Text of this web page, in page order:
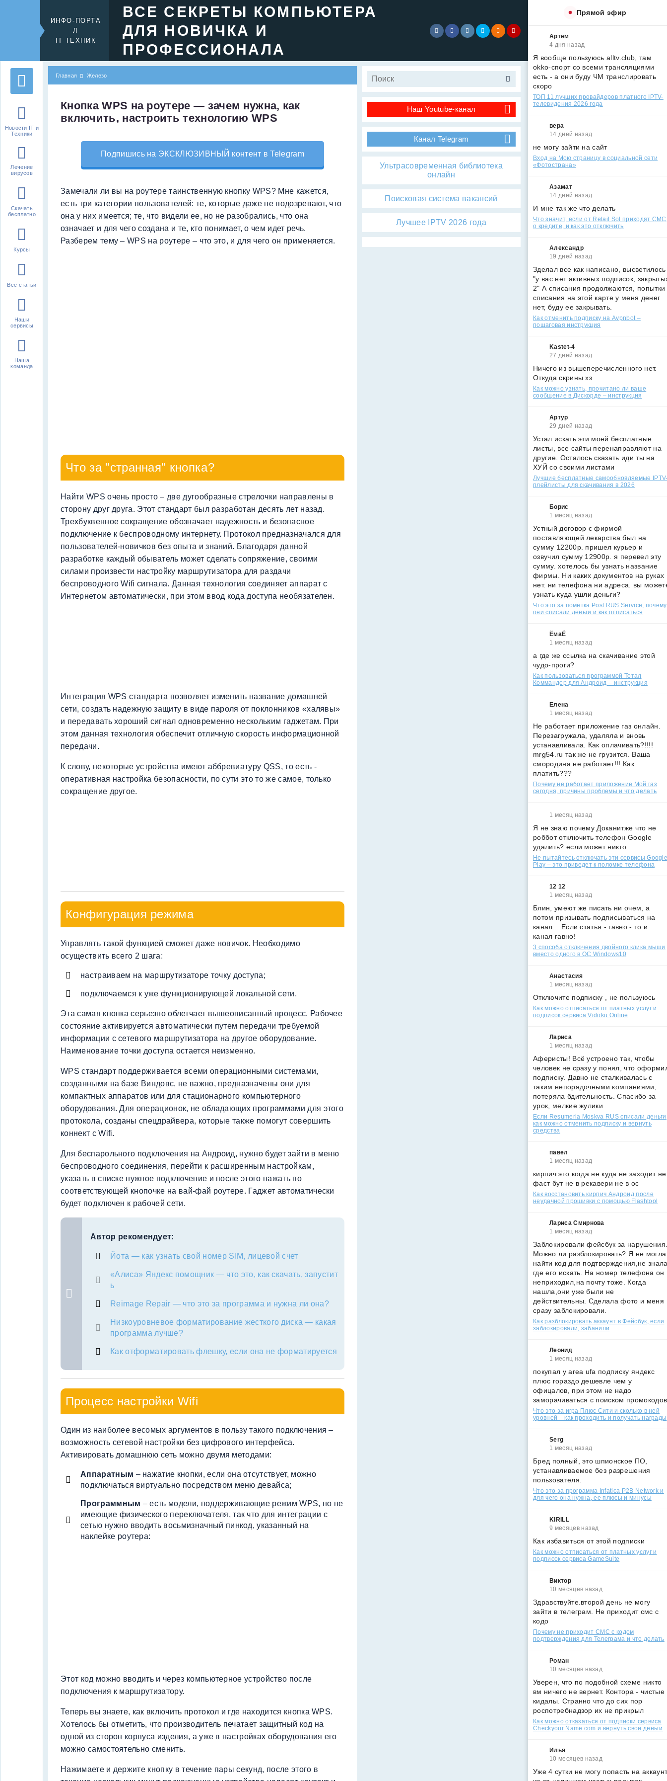
ИНФО-ПОРТА
Л
IT-ТЕХНИК
ВСЕ СЕКРЕТЫ КОМПЬЮТЕРА
ДЛЯ НОВИЧКА И
ПРОФЕССИОНАЛА
Новости IT и
Техники
Лечение
вирусов
Скачать
бесплатно
Курсы
Все статьи
Наши
сервисы
Наша
команда
Главная Железо
Кнопка WPS на роутере — зачем нужна, как
включить, настроить технологию WPS
Подпишись на ЭКСКЛЮЗИВНЫЙ контент в Telegram
Замечали ли вы на роутере таинственную кнопку WPS? Мне кажется,
есть три категории пользователей: те, которые даже не подозревают, что
она у них имеется; те, что видели ее, но не разобрались, что она
означает и для чего создана и те, кто понимает, о чем идет речь.
Разберем тему – WPS на роутере – что это, и для чего он применяется.
Что за "странная" кнопка?
Найти WPS очень просто – две дугообразные стрелочки направлены в
сторону друг друга. Этот стандарт был разработан десять лет назад.
Трехбуквенное сокращение обозначает надежность и безопасное
подключение к беспроводному интернету. Протокол предназначался для
пользователей-новичков без опыта и знаний. Благодаря данной
разработке каждый обыватель может сделать сопряжение, своими
силами произвести настройку маршрутизатора для раздачи
беспроводного Wifi сигнала. Данная технология соединяет аппарат с
Интернетом автоматически, при этом ввод кода доступа необязателен.
Интеграция WPS стандарта позволяет изменить название домашней
сети, создать надежную защиту в виде пароля от поклонников «халявы»
и передавать хороший сигнал одновременно нескольким гаджетам. При
этом данная технология обеспечит отличную скорость информационной
передачи.
К слову, некоторые устройства имеют аббревиатуру QSS, то есть -
оперативная настройка безопасности, по сути это то же самое, только
сокращение другое.
Конфигурация режима
Управлять такой функцией сможет даже новичок. Необходимо
осуществить всего 2 шага:
настраиваем на маршрутизаторе точку доступа;
подключаемся к уже функционирующей локальной сети.
Эта самая кнопка серьезно облегчает вышеописанный процесс. Рабочее
состояние активируется автоматически путем передачи требуемой
информации с сетевого маршрутизатора на другое оборудование.
Наименование точки доступа остается неизменно.
WPS стандарт поддерживается всеми операционными системами,
созданными на базе Виндовс, не важно, предназначены они для
компактных аппаратов или для стационарного компьютерного
оборудования. Для операционок, не обладающих программами для этого
протокола, созданы спецдрайвера, которые также помогут совершить
коннект с Wifi.
Для беспарольного подключения на Андроид, нужно будет зайти в меню
беспроводного соединения, перейти к расширенным настройкам,
указать в списке нужное подключение и после этого нажать по
соответствующей кнопочке на вай-фай роутере. Гаджет автоматически
будет подключен к рабочей сети.
Автор рекомендует:
Йота — как узнать свой номер SIM, лицевой счет
«Алиса» Яндекс помощник — что это, как скачать, запустит
ь
Reimage Repair — что это за программа и нужна ли она?
Низкоуровневое форматирование жесткого диска — какая
программа лучше?
Как отформатировать флешку, если она не форматируется
Процесс настройки Wifi
Один из наиболее весомых аргументов в пользу такого подключения –
возможность сетевой настройки без цифрового интерфейса.
Активировать домашнюю сеть можно двумя методами:
Аппаратным – нажатие кнопки, если она отсутствует, можно
подключаться виртуально посредством меню девайса;
Программным – есть модели, поддерживающие режим WPS, но не
имеющие физического переключателя, так что для интеграции с
сетью нужно вводить восьмизначный пинкод, указанный на
наклейке роутера:
Этот код можно вводить и через компьютерное устройство после
подключения к маршрутизатору.
Теперь вы знаете, как включить протокол и где находится кнопка WPS.
Хотелось бы отметить, что производитель печатает защитный код на
одной из сторон корпуса изделия, а уже в настройках оборудования его
можно самостоятельно сменить.
Нажимаете и держите кнопку в течение пары секунд, после этого в
Наш Youtube-канал
Канал Telegram
Ультрасовременная библиотека
онлайн
Поисковая система вакансий
Лучшее IPTV 2026 года
Прямой эфир
Артем
4 дня назад
Я вообще пользуюсь alltv.club, там
okko-спорт со всеми трансляциями
есть - а они буду ЧМ транслировать
скоро
ТОП 11 лучших провайдеров платного IPTV-
телевидения 2026 года
вера
14 дней назад
не могу зайти на сайт
Вход на Мою страницу в социальной сети
«Фотострана»
Азамат
14 дней назад
И мне так же что делать
Что значит, если от Retail Sol приходят СМС
о кредите, и как это отключить
Александр
19 дней назад
Зделал все как написано, высветилось
"у вас нет активных подписок,
2" А списания продолжаются, попытки
списания на этой карте у меня денег
нет, буду ее закрывать.
Как отменить подписку на Avpnbot –
пошаговая инструкция
Kastet-4
27 дней назад
Ничего из вышеперечисленного нет.
Откуда скрины хз
Как можно узнать, прочитано ли ваше
сообщение в Дискорде – инструкция
Артур
29 дней назад
Устал искать эти моей бесплатные
листы, все сайты перенаправляют на
другие. Осталось сказать иди ты на
ХУЙ со своими листами
Лучшие бесплатные самообновляемые
плейлисты для скачивания в 2026
Борис
1 месяц назад
Устный договор с фирмой
поставляющей лекарства был на
сумму 12200р. пришел курьер и
озвучил сумму 12900р. я перевел эту
сумму. хотелось бы узнать название
фирмы. Ни каких документов на руках
нет. ни телефона ни адреса. вы
узнать куда ушли деньги?
Что это за пометка Post RUS Service, почему
они списали деньги и как отписаться
ЁмаЁ
1 месяц назад
а где же ссылка на скачивание этой
чудо-проги?
Как пользоваться программой Тотал
Коммандер для Андроид – инструкция
Елена
1 месяц назад
Не работает приложение газ онлайн.
Перезагружала, удаляла и вновь
устанавливала. Как оплачивать?!!!!
mrg54.ru так же не грузится. Ваша
смородина не работает!!! Как
платить???
Почему не работает приложение Мой газ
сегодня, причины проблемы и что делать
1 месяц назад
Я не знаю почему Доканитже что не
роббот отключить телефон Google
удалить? если может никто
Не пытайтесь отключать эти сервисы
Play – это приведет к поломке телефона
12 12
1 месяц назад
Блин, умеют же писать ни очем, а
потом призывать подписываться на
канал... Если статья - гавно - то и
канал гавно!
3 способа отключения двойного клика мыши
вместо одного в ОС Windows10
Анастасия
1 месяц назад
Отключите подписку , не пользуюсь
Как можно отписаться от платных услуг и
подписок сервиса Vidoku Online
Лариса
1 месяц назад
Аферисты! Всё устроено так, чтобы
человек не сразу у понял, что
подписку. Давно не сталкивалась с
таким непорядочными компаниями,
потеряла бдительность. Спасибо за
урок, мелкие жулики
Если Resumeria Moskva RUS списали
как можно отменить подписку и вернуть
средства
павел
1 месяц назад
кирпич это когда не куда не заходит не
фаст бут не в рекавери не в ос
Как восстановить кирпич Андроид после
неудачной прошивки с помощью Flashtool
Лариса Смирнова
1 месяц назад
Заблокировали фейсбук за
Можно ли разблокировать? Я не могла
найти код для подтверждения,не
где его искать. На номер телефона он
неприходил,на почту тоже. Когда
нашла,они уже были не
действительны. Сделала фото и меня
сразу заблокировали.
Как разблокировать аккаунт в Фейсбук, если
заблокировали, забанили
Леонид
1 месяц назад
покупал у area ufa подписку яндекс
плюс гораздо дешевле чем у
офицалов, при этом не надо
заморачиваться с поиском промокодов
Что это за игра Плюс Сити и сколько в ней
уровней – как проходить и получать награды
Serg
1 месяц назад
Бред полный, это шпионское ПО,
устанавливаемое без разрешения
пользователя.
Что это за программа Infatica P2B Network и
для чего она нужна, ее плюсы и минусы
KIRILL
9 месяцев назад
Как избавиться от этой подписки
Как можно отписаться от платных услуг и
подписок сервиса GameSuite
Виктор
10 месяцев назад
Здравствуйте.второй день не могу
зайти в телеграм. Не приходит смс с
кодо
Почему не приходит СМС с кодом
подтверждения для Телеграма и что делать
Роман
10 месяцев назад
Уверен, что по подобной схеме никто
вм ничего не вернет. Контора - чистые
кидалы. Странно что до сих пор
роспотребнадзор их не прикрыл
Как можно отказаться от подписки сервиса
Checkyour Name com и вернуть свои деньги
Илья
10 месяцев назад
Уже 4 сутки не могу попасть на